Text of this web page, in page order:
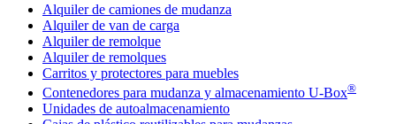
Alquiler de camiones de mudanza
Alquiler de van de carga
Alquiler de remolque
Alquiler de remolques
Carritos y protectores para muebles
Contenedores para mudanza y almacenamiento U-Box®
Unidades de autoalmacenamiento